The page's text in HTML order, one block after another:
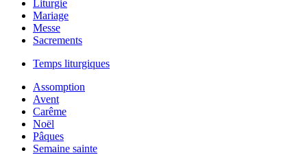
Liturgie
Mariage
Messe
Sacrements
Temps liturgiques
Assomption
Avent
Carême
Noël
Pâques
Semaine sainte